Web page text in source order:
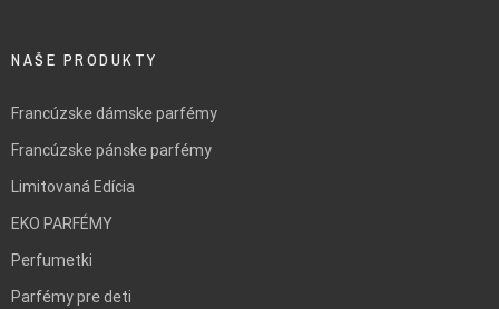
NAŠE PRODUKTY
Francúzske dámske parfémy
Francúzske pánske parfémy
Limitovaná Edícia
EKO PARFÉMY
Perfumetki
Parfémy pre deti